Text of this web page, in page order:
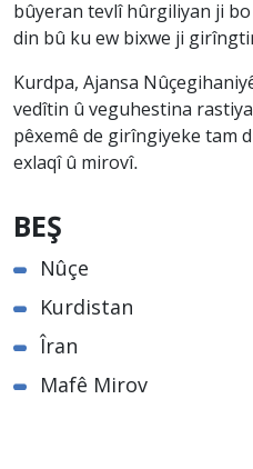
bûyeran tevlî hûrgiliyan ji
din bû ku ew bixwe ji
Kurdpa, Ajansa
vedîtin û veguhestina
pêxemê de girîngiyeke tam
exlaqî û mirovî.
BEŞ
Nûçe
Kurdistan
Îran
Mafê Mirov